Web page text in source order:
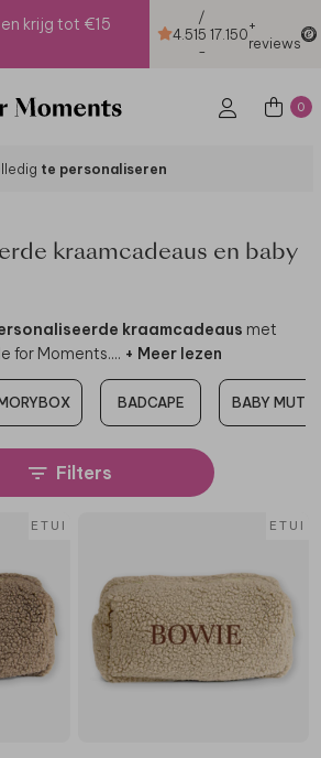
krijg tot €15
4.51
/
5
-
17.150+
reviews
0
te personaliseren
kraamcadeaus en baby
kraamcadeaus met
for Moments.... + Meer lezen
BADCAPE BABY
Filters
ETUI ETUI